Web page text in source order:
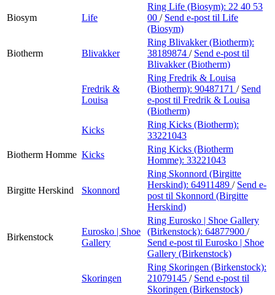
Biosym Life
Ring Life (Biosym): 22 40 53
00 / Send e-post til Life
(Biosym)
Biotherm Blivakker
Ring Blivakker (Biotherm):
38189874 / Send e-post til
Blivakker (Biotherm)
Fredrik &
Louisa
Ring Fredrik & Louisa
(Biotherm): 90487171 / Send
e-post til Fredrik & Louisa
(Biotherm)
Kicks
Ring Kicks (Biotherm):
33221043
Biotherm Homme Kicks
Ring Kicks (Biotherm
Homme): 33221043
Birgitte Herskind Skonnord
Ring Skonnord (Birgitte
Herskind): 64911489 / Send e-
post til Skonnord (Birgitte
Herskind)
Birkenstock
Eurosko | Shoe
Gallery
Ring Eurosko | Shoe Gallery
(Birkenstock): 64877900 /
Send e-post til Eurosko | Shoe
Gallery (Birkenstock)
Skoringen
Ring Skoringen (Birkenstock):
21079145 / Send e-post til
Skoringen (Birkenstock)